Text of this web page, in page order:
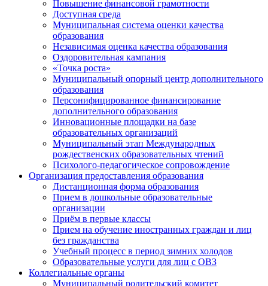
Повышение финансовой грамотности
Доступная среда
Муниципальная система оценки качества
образования
Независимая оценка качества образования
Оздоровительная кампания
«Точка роста»
Муниципальный опорный центр дополнительного
образования
Персонифицированное финансирование
дополнительного образования
Инновационные площадки на базе
образовательных организаций
Муниципальный этап Международных
рождественских образовательных чтений
Психолого-педагогическое сопровождение
Организация предоставления образования
Дистанционная форма образования
Прием в дошкольные образовательные
организации
Приём в первые классы
Прием на обучение иностранных граждан и лиц
без гражданства
Учебный процесс в период зимних холодов
Образовательные услуги для лиц с ОВЗ
Коллегиальные органы
Муниципальный родительский комитет